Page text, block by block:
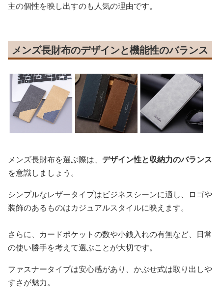
主の個性を映し出すのも人気の理由です。
メンズ長財布のデザインと機能性のバランス
メンズ長財布を選ぶ際は、 デザイン性と収納力のバランス
を意識しましょう。
シンプルなレザータイプはビジネスシーンに適し、ロゴや
装飾のあるものはカジュアルスタイルに映えます。
さらに、カードポケットの数や小銭入れの有無など、日常
の使い勝手を考えて選ぶことが大切です。
ファスナータイプは安心感があり、かぶせ式は取り出しや
すさが魅力。